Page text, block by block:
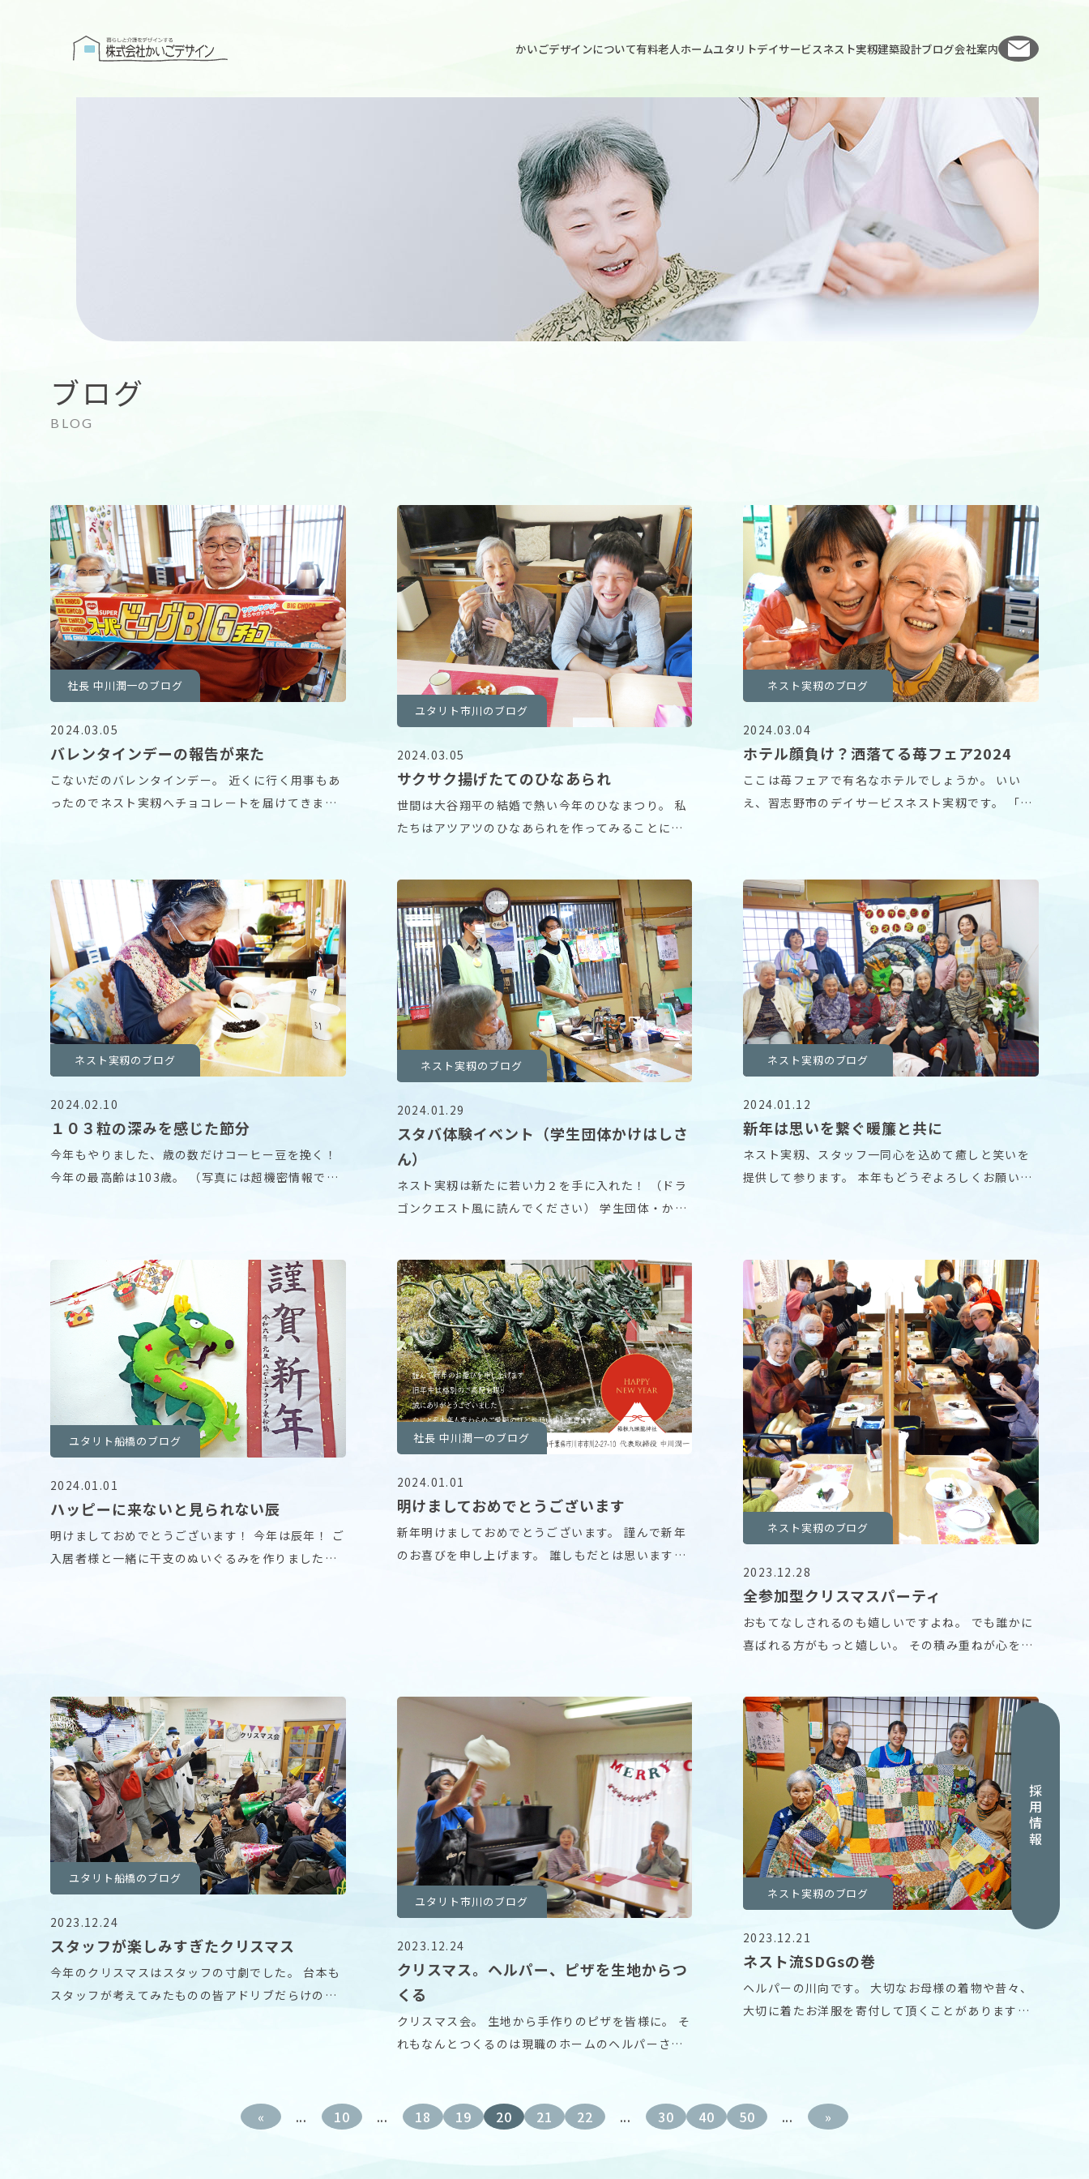
かいごデザインについて有料老人ホームユタリトデイサービスネスト実籾建築設計ブログ会社案内
採用情報
ブログ
社長 中川潤一のブログ
2024.03.05
バレンタインデーの報告が来た
こないだのバレンタインデー。 近くに行く用事もあ
ったのでネスト実籾へチョコレートを届けてきまし
ユタリト市川のブログ
2024.03.05
サクサク揚げたてのひなあられ
世間は大谷翔平の結婚で熱い今年のひなまつり。 私
たちはアツアツのひなあられを作ってみることにし
ネスト実籾のブログ
2024.03.04
ホテル顔負け？洒落てる苺フェア2024
ここは苺フェアで有名なホテルでしょうか。 いい
え、習志野市のデイサービスネスト実籾です。 「ホ
ネスト実籾のブログ
2024.02.10
１０３粒の深みを感じた節分
今年もやりました、歳の数だけコーヒー豆を挽く！
今年の最高齢は103歳。 （写真には超機密情報であ
ネスト実籾のブログ
2024.01.29
スタバ体験イベント（学生団体かけはしさ
ん）
ネスト実籾は新たに若い力２を手に入れた！ （ドラ
ゴンクエスト風に読んでください） 学生団体・かけ
ネスト実籾のブログ
2024.01.12
新年は思いを繋ぐ暖簾と共に
ネスト実籾、スタッフ一同心を込めて癒しと笑いを
提供して参ります。 本年もどうぞよろしくお願い致
ユタリト船橋のブログ
2024.01.01
ハッピーに来ないと見られない辰
明けましておめでとうございます！ 今年は辰年！ ご
入居者様と一緒に干支のぬいぐるみを作りました。
社長 中川潤一のブログ
2024.01.01
明けましておめでとうございます
新年明けましておめでとうございます。 謹んで新年
のお喜びを申し上げます。 誰しもだとは思います
ネスト実籾のブログ
2023.12.28
全参加型クリスマスパーティ
おもてなしされるのも嬉しいですよね。 でも誰かに
喜ばれる方がもっと嬉しい。 その積み重ねが心を健
ユタリト船橋のブログ
2023.12.24
スタッフが楽しみすぎたクリスマス
今年のクリスマスはスタッフの寸劇でした。 台本も
スタッフが考えてみたものの皆アドリブだらけのハ
ユタリト市川のブログ
2023.12.24
クリスマス。ヘルパー、ピザを生地からつ
くる
クリスマス会。 生地から手作りのピザを皆様に。 そ
れもなんとつくるのは現職のホームのヘルパーさん
ネスト実籾のブログ
2023.12.21
ネスト流SDGsの巻
ヘルパーの川向です。 大切なお母様の着物や昔々、
大切に着たお洋服を寄付して頂くことがあります。
« ... 10 ... 18 19 20 21 22 ... 30 40 50 ... »